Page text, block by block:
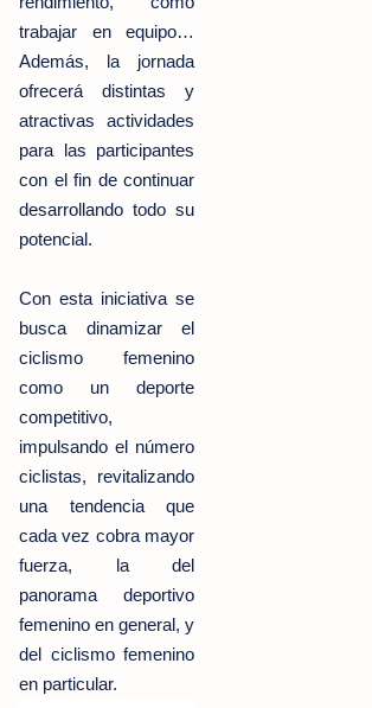
trabajar en equipo…
Además, la jornada
ofrecerá distintas y
atractivas actividades
para las participantes
con el fin de continuar
desarrollando todo su
potencial.
Con esta iniciativa se
busca dinamizar el
ciclismo femenino
como un deporte
competitivo,
impulsando el número
ciclistas, revitalizando
una tendencia que
cada vez cobra mayor
fuerza, la del
panorama deportivo
femenino en general, y
del ciclismo femenino
en particular.